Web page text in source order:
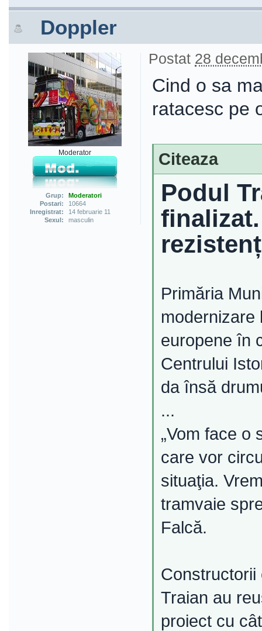
Doppler
Moderator
Grup:
Moderatori
Postari:
10664
Inregistrat:
14 februarie 11
Sexul:
masculin
Postat 28
Cind o sa
ratacesc pe
Citeaza
Podul
Primăria
modernizare
europene în
Centrului
da însă
...
„Vom face o
care vor
situaţia.
tramvaie
Falcă.
Constructorii
Traian au
proiect cu